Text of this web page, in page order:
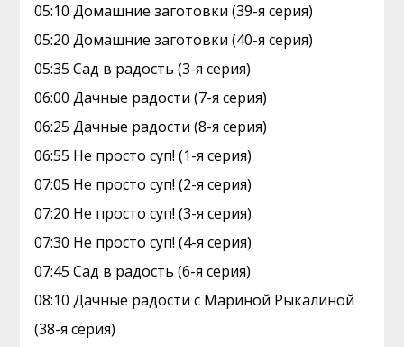
05:10 Домашние заготовки (39-я серия)
05:20 Домашние заготовки (40-я серия)
05:35 Сад в радость (3-я серия)
06:00 Дачные радости (7-я серия)
06:25 Дачные радости (8-я серия)
06:55 Не просто суп! (1-я серия)
07:05 Не просто суп! (2-я серия)
07:20 Не просто суп! (3-я серия)
07:30 Не просто суп! (4-я серия)
07:45 Сад в радость (6-я серия)
08:10 Дачные радости с Мариной Рыкалиной
(38-я серия)